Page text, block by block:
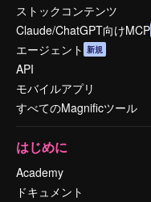
ストックコンテンツ
Claude/ChatGPT向けMCP
エージェント 新規
API
モバイルアプリ
すべてのMagnificツール
はじめに
Academy
ドキュメント